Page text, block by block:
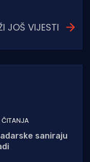
JOŠ VIJESTI
ČITANJA
saniraju